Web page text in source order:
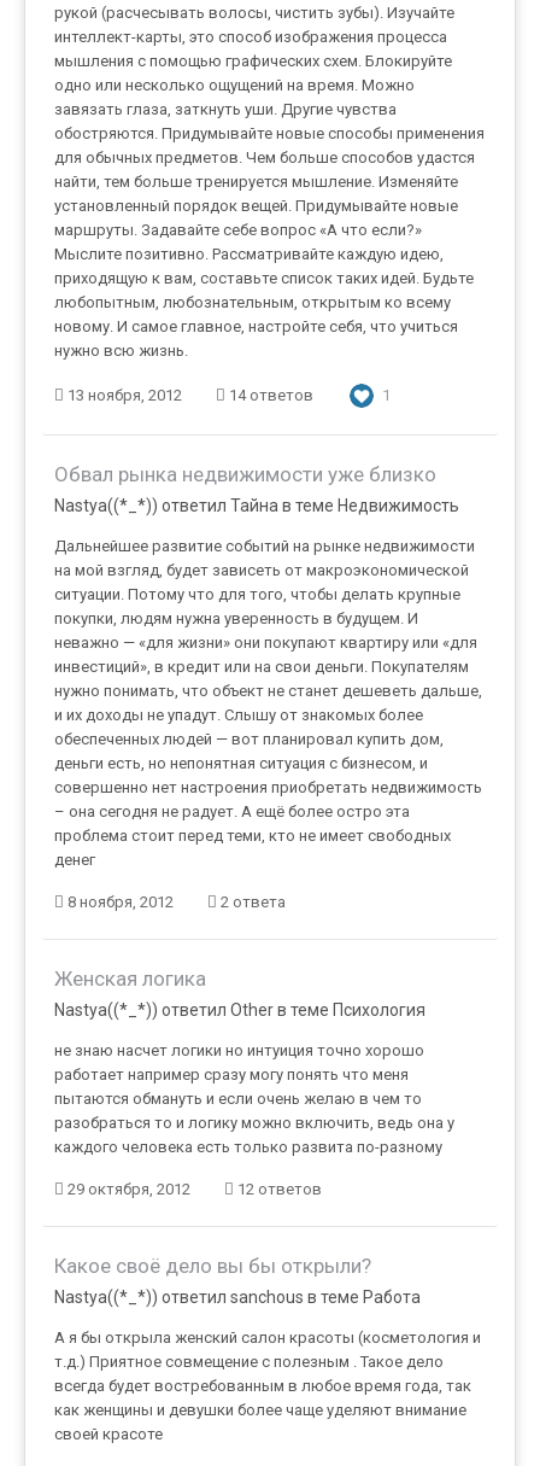
рукой (расчесывать волосы, чистить зубы). Изучайте
интеллект-карты, это способ изображения процесса
мышления с помощью графических схем. Блокируйте
одно или несколько ощущений на время. Можно
завязать глаза, заткнуть уши. Другие чувства
обостряются. Придумывайте новые способы применения
для обычных предметов. Чем больше способов удастся
найти, тем больше тренируется мышление. Изменяйте
установленный порядок вещей. Придумывайте новые
маршруты. Задавайте себе вопрос «А что если?»
Мыслите позитивно. Рассматривайте каждую идею,
приходящую к вам, составьте список таких идей. Будьте
любопытным, любознательным, открытым ко всему
новому. И самое главное, настройте себя, что учиться
нужно всю жизнь.
13 ноября, 2012 14 ответов 1
Обвал рынка недвижимости уже близко
Nastya((*_*)) ответил Тайна в теме Недвижимость
Дальнейшее развитие событий на рынке недвижимости
на мой взгляд, будет зависеть от макроэкономической
ситуации. Потому что для того, чтобы делать крупные
покупки, людям нужна уверенность в будущем. И
неважно — «для жизни» они покупают квартиру или «для
инвестиций», в кредит или на свои деньги. Покупателям
нужно понимать, что объект не станет дешеветь дальше,
и их доходы не упадут. Слышу от знакомых более
обеспеченных людей — вот планировал купить дом,
деньги есть, но непонятная ситуация с бизнесом, и
совершенно нет настроения приобретать недвижимость
– она сегодня не радует. А ещё более остро эта
проблема стоит перед теми, кто не имеет свободных
денег
8 ноября, 2012 2 ответа
Женская логика
Nastya((*_*)) ответил Other в теме Психология
не знаю насчет логики но интуиция точно хорошо
работает например сразу могу понять что меня
пытаются обмануть и если очень желаю в чем то
разобраться то и логику можно включить, ведь она у
каждого человека есть только развита по-разному
29 октября, 2012 12 ответов
Какое своё дело вы бы открыли?
Nastya((*_*)) ответил sanchous в теме Работа
А я бы открыла женский салон красоты (косметология и
т.д.) Приятное совмещение с полезным . Такое дело
всегда будет востребованным в любое время года, так
как женщины и девушки более чаще уделяют внимание
своей красоте